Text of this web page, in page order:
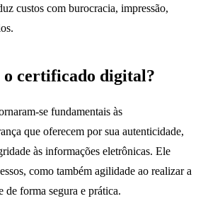
custos com burocracia, impressão,
o certificado digital?
se fundamentais às
que oferecem por sua autenticidade,
às informações eletrônicas. Ele
como também agilidade ao realizar a
de forma segura e prática.